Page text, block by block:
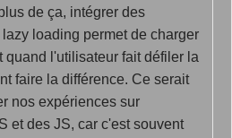
de ça, intégrer des
loading permet de charger
quand l'utilisateur fait défiler la
faire la différence. Ce serait
nos expériences sur
et des JS, car c'est souvent